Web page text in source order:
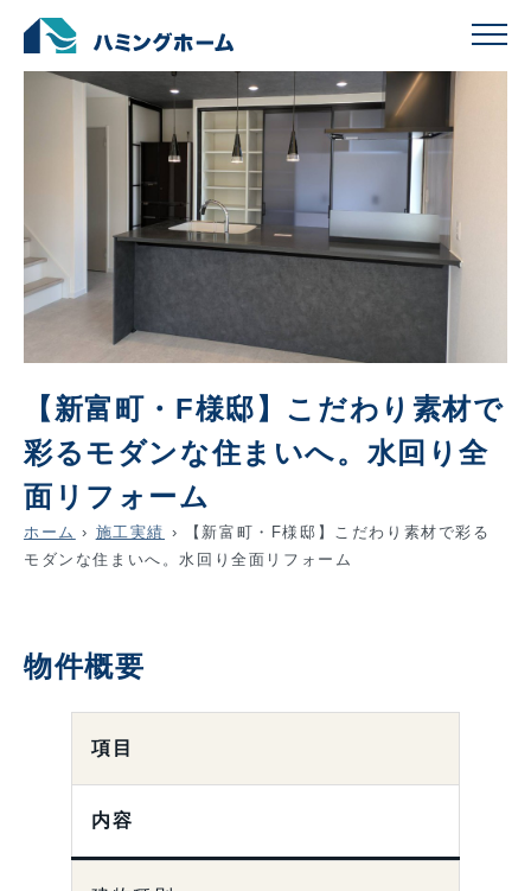
【新富町・F様邸】こだわり素材で
彩るモダンな住まいへ。水回り全
面リフォーム
ホーム › 施工実績 › 【新富町・F様邸】こだわり素材で彩る
モダンな住まいへ。水回り全面リフォーム
物件概要
項目
内容